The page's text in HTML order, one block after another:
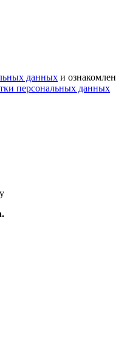
данных и ознакомлен
персональных данных